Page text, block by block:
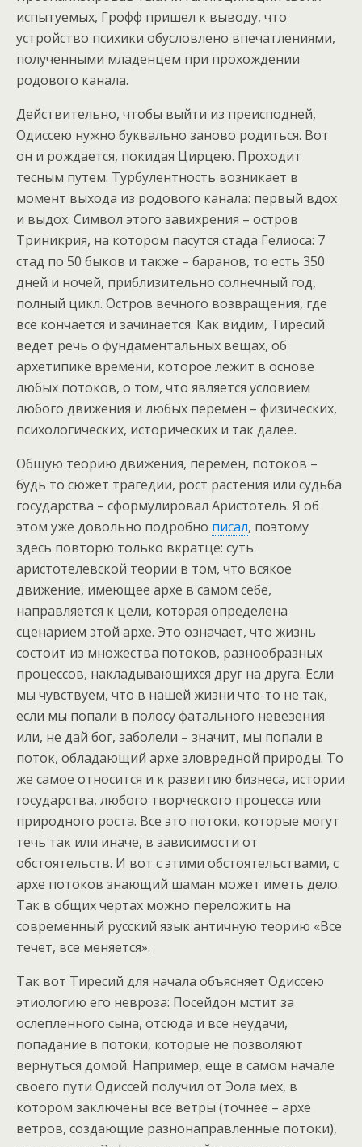
испытуемых, Грофф пришел к выводу, что
устройство психики обусловлено впечатлениями,
полученными младенцем при прохождении
родового канала.
Действительно, чтобы выйти из преисподней,
Одиссею нужно буквально заново родиться. Вот
он и рождается, покидая Цирцею. Проходит
тесным путем. Турбулентность возникает в
момент выхода из родового канала: первый вдох
и выдох. Символ этого завихрения – остров
Триникрия, на котором пасутся стада Гелиоса: 7
стад по 50 быков и также – баранов, то есть 350
дней и ночей, приблизительно солнечный год,
полный цикл. Остров вечного возвращения, где
все кончается и зачинается. Как видим, Тиресий
ведет речь о фундаментальных вещах, об
архетипике времени, которое лежит в основе
любых потоков, о том, что является условием
любого движения и любых перемен – физических,
психологических, исторических и так далее.
Общую теорию движения, перемен, потоков –
будь то сюжет трагедии, рост растения или судьба
государства – сформулировал Аристотель. Я об
этом уже довольно подробно писал, поэтому
здесь повторю только вкратце: суть
аристотелевской теории в том, что всякое
движение, имеющее архе в самом себе,
направляется к цели, которая определена
сценарием этой архе. Это означает, что жизнь
состоит из множества потоков, разнообразных
процессов, накладывающихся друг на друга. Если
мы чувствуем, что в нашей жизни что-то не так,
если мы попали в полосу фатального невезения
или, не дай бог, заболели – значит, мы попали в
поток, обладающий архе зловредной природы. То
же самое относится и к развитию бизнеса, истории
государства, любого творческого процесса или
природного роста. Все это потоки, которые могут
течь так или иначе, в зависимости от
обстоятельств. И вот с этими обстоятельствами, с
архе потоков знающий шаман может иметь дело.
Так в общих чертах можно переложить на
современный русский язык античную теорию «Все
течет, все меняется».
Так вот Тиресий для начала объясняет Одиссею
этиологию его невроза: Посейдон мстит за
ослепленного сына, отсюда и все неудачи,
попадание в потоки, которые не позволяют
вернуться домой. Например, еще в самом начале
своего пути Одиссей получил от Эола мех, в
котором заключены все ветры (точнее – архе
ветров, создающие разнонаправленные потоки),